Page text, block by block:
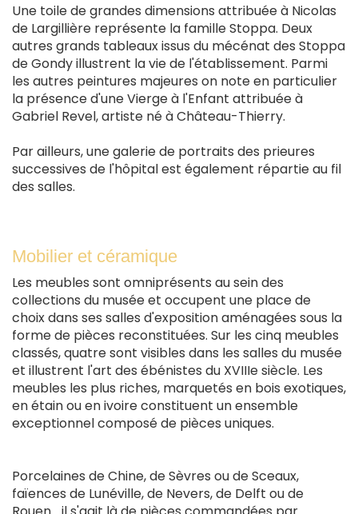
Une toile de grandes dimensions attribuée à Nicolas
de Largillière représente la famille Stoppa. Deux
autres grands tableaux issus du mécénat des Stoppa
de Gondy illustrent la vie de l'établissement. Parmi
les autres peintures majeures on note en particulier
la présence d'une Vierge à l'Enfant attribuée à
Gabriel Revel, artiste né à Château-Thierry.
Par ailleurs, une galerie de portraits des prieures
successives de l'hôpital est également répartie au fil
des salles.
Mobilier et céramique
Les meubles sont omniprésents au sein des
collections du musée et occupent une place de
choix dans ses salles d'exposition aménagées sous la
forme de pièces reconstituées. Sur les cinq meubles
classés, quatre sont visibles dans les salles du musée
et illustrent l'art des ébénistes du XVIIIe siècle. Les
meubles les plus riches, marquetés en bois exotiques,
en étain ou en ivoire constituent un ensemble
exceptionnel composé de pièces uniques.
Porcelaines de Chine, de Sèvres ou de Sceaux,
faïences de Lunéville, de Nevers, de Delft ou de